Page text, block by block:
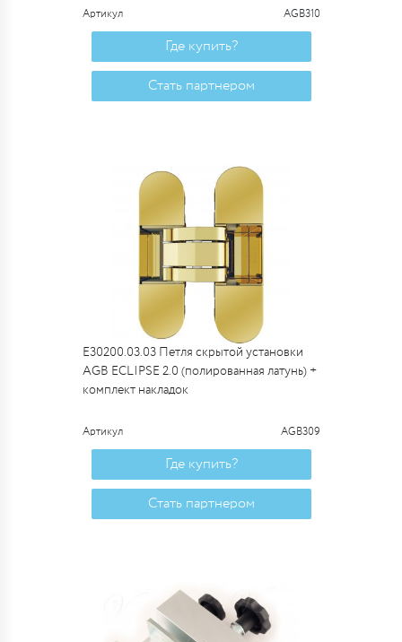
Артикул AGB310
Где купить?
Стать партнером
E30200.03.03 Петля скрытой установки
AGB ECLIPSE 2.0 (полированная латунь) +
комплект накладок
Артикул AGB309
Где купить?
Стать партнером